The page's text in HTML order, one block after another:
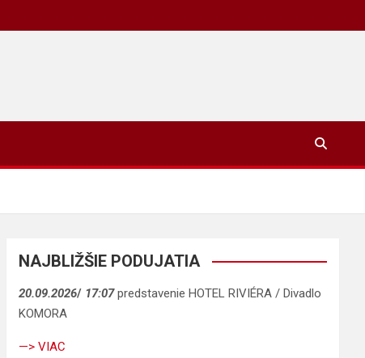
NAJBLIŽŠIE PODUJATIA
20.09.2026/ 17:07predstavenie HOTEL RIVIÉRA / Divadlo
KOMORA
—> VIAC